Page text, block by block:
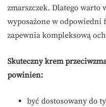
zmarszczek. Dlatego warto
wyposażone w odpowiedni
zapewnia kompleksową
Skuteczny krem
powinien:
być dostosowany do